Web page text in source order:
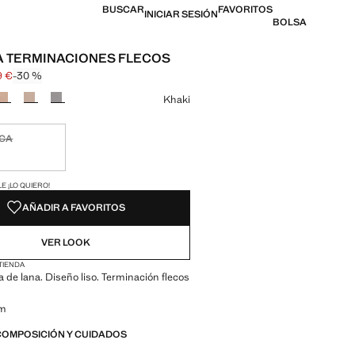
BUSCARINICIAR SESIÓNFAVORITOS
BOLSA
TERMINACIONES FLECOS
[19,99 € ]
€ ]
€-30 %
color
Khaki
¡LO QUIERO!
AÑADIR A FAVORITOS
VER LOOK
de lana. Diseño liso. Terminación flecos
Y CUIDADOS